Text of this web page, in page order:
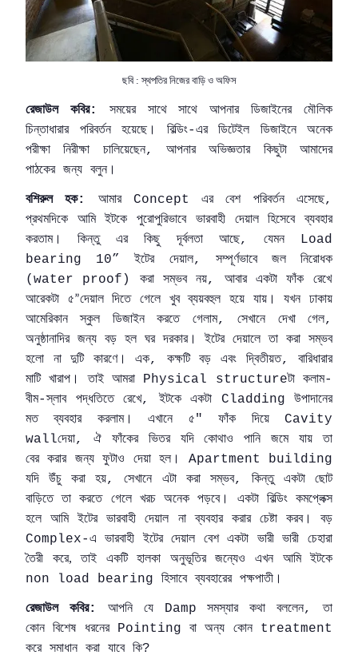
ছবি : স্থপতির নিজের বাড়ি ও অফিস
রেজাউল কবির: সময়ের সাথে সাথে আপনার ডিজাইনের
মৌলিক
চিন্তাধারার
পরিবর্তন হয়েছে। বিল্ডিং-এর ডিটেইল ডিজাইনে
অনেক
পরীক্ষা
নিরীক্ষা চালিয়েছেন,আপনার অভিজ্ঞতার কিছুটা
আমাদের
পাঠকের জন্য বলুন।
বশিরুল হক: আমারConceptএর বেশ পরিবর্তন এসেছে,
প্রথমদিকে আমি ইটকে পুরোপুরিভাবে ভারবাহী দেয়াল হিসেবে
ব্যবহার
করতাম।
কিন্তু এর কিছু দূর্বলতা আছে, যেমনLoad
bearing 10”ইটের দেয়াল, সম্পূর্ণভাবে জল নিরোধক
(water proof) করা সম্ভব নয়, আবার একটা ফাঁক
রেখে
আরেকটা
৫”দেয়াল দিতে গেলে খুব ব্যয়বহুল হয়ে যায়। যখন
ঢাকায়
আমেরিকান
স্কুল ডিজাইন করতে গেলাম,সেখানে দেখা গেল,
অনুষ্ঠানাদির জন্য বড় হল ঘর দরকার। ইটের দেয়ালে তা করা সম্ভব
হলো
না দুটি কারণে। এক, কক্ষটি বড় এবং দ্বিতীয়ত,বারিধারার
মাটি
খারাপ। তাই আমরা Physical structureটা কলাম-
বীম-স্লাব পদ্ধতিতে রেখে, ইটকে একটা Cladding উপাদানের
মত
ব্যবহার করলাম। এখানে ৫"ফাঁক দিয়েCavity
wallদেয়া, ঐ ফাঁকের ভিতর যদি কোথাও পানি জমে যায়
তা
বের
করার জন্য ফুটাও দেয়া হল। Apartment building
যদি উঁচু করা হয়,সেখানে এটা করা সম্ভব, কিন্তু একটা
ছোট
বাড়িতে
তা করতে গেলে খরচ অনেক পড়বে। একটা বিল্ডিং
কমপ্লেক্স
হলে
আমি ইটের ভারবাহী দেয়াল না ব্যবহার করার চেষ্টা করব। বড়
Complex-এ ভারবাহী ইটের দেয়াল বেশ একটা ভারী ভারী
চেহারা
তৈরী
করে, তাই একটি হালকা অনুভূতির জন্যেও এখন আমি ইটকে
non load bearing হিসাবে ব্যবহারের পক্ষপাতী।
রেজাউল কবির: আপনি যেDampসমস্যার কথা বললেন,তা
কোন
বিশেষ ধরনেরPointingবা অন্য কোনtreatment
করে সমাধান করা যাবে কি?